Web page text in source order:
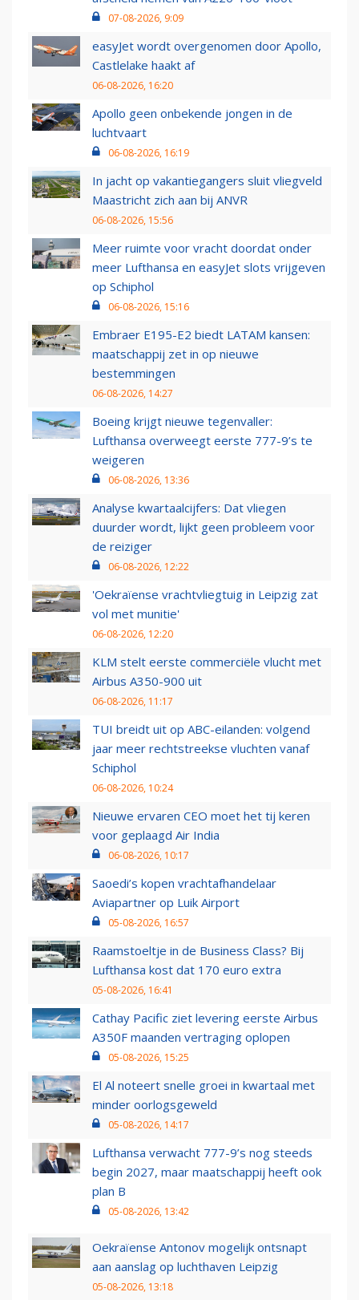
07-08-2026, 9:09
easyJet wordt overgenomen door Apollo,
Castlelake haakt af
06-08-2026, 16:20
Apollo geen onbekende jongen in de
luchtvaart
06-08-2026, 16:19
In jacht op vakantiegangers sluit vliegveld
Maastricht zich aan bij ANVR
06-08-2026, 15:56
Meer ruimte voor vracht doordat onder
meer Lufthansa en easyJet slots vrijgeven
op Schiphol
06-08-2026, 15:16
Embraer E195-E2 biedt LATAM kansen:
maatschappij zet in op nieuwe
bestemmingen
06-08-2026, 14:27
Boeing krijgt nieuwe tegenvaller:
Lufthansa overweegt eerste 777-9’s te
weigeren
06-08-2026, 13:36
Analyse kwartaalcijfers: Dat vliegen
duurder wordt, lijkt geen probleem voor
de reiziger
06-08-2026, 12:22
'Oekraïense vrachtvliegtuig in Leipzig zat
vol met munitie'
06-08-2026, 12:20
KLM stelt eerste commerciële vlucht met
Airbus A350-900 uit
06-08-2026, 11:17
TUI breidt uit op ABC-eilanden: volgend
jaar meer rechtstreekse vluchten vanaf
Schiphol
06-08-2026, 10:24
Nieuwe ervaren CEO moet het tij keren
voor geplaagd Air India
06-08-2026, 10:17
Saoedi’s kopen vrachtafhandelaar
Aviapartner op Luik Airport
05-08-2026, 16:57
Raamstoeltje in de Business Class? Bij
Lufthansa kost dat 170 euro extra
05-08-2026, 16:41
Cathay Pacific ziet levering eerste Airbus
A350F maanden vertraging oplopen
05-08-2026, 15:25
El Al noteert snelle groei in kwartaal met
minder oorlogsgeweld
05-08-2026, 14:17
Lufthansa verwacht 777-9’s nog steeds
begin 2027, maar maatschappij heeft ook
plan B
05-08-2026, 13:42
Oekraïense Antonov mogelijk ontsnapt
aan aanslag op luchthaven Leipzig
05-08-2026, 13:18